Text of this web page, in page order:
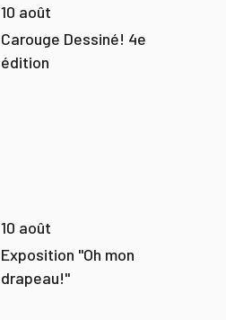
10 août
Carouge Dessiné! 4e
édition
10 août
Exposition "Oh mon
drapeau!"